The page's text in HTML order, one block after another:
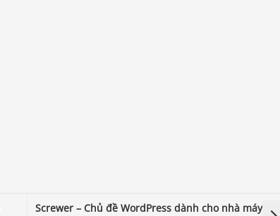
Screwer – Chủ đề WordPress dành cho nhà máy